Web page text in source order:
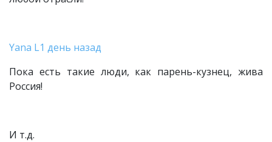
Yana L1 день назад
Пока есть такие люди, как парень-кузнец, жива
Россия!
И т.д.